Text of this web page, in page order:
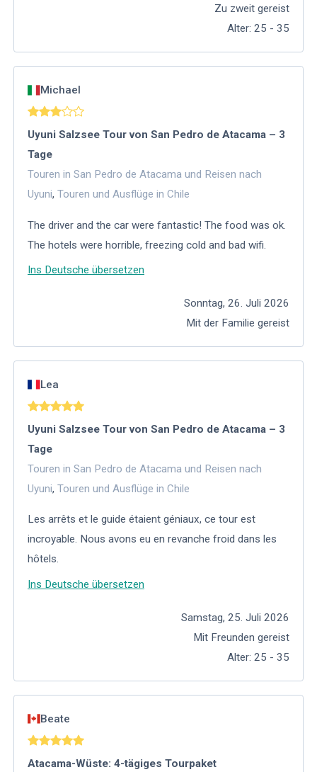
Zu zweit gereist
Alter: 25 - 35
Michael
Uyuni Salzsee Tour von San Pedro de Atacama – 3
Tage
Touren in San Pedro de Atacama und Reisen nach
Uyuni, Touren und Ausflüge in Chile
The driver and the car were fantastic! The food was ok.
The hotels were horrible, freezing cold and bad wifi.
Ins Deutsche übersetzen
Sonntag, 26. Juli 2026
Mit der Familie gereist
Lea
Uyuni Salzsee Tour von San Pedro de Atacama – 3
Tage
Touren in San Pedro de Atacama und Reisen nach
Uyuni, Touren und Ausflüge in Chile
Les arrêts et le guide étaient géniaux, ce tour est
incroyable. Nous avons eu en revanche froid dans les
hôtels.
Ins Deutsche übersetzen
Samstag, 25. Juli 2026
Mit Freunden gereist
Alter: 25 - 35
Beate
Atacama-Wüste: 4-tägiges Tourpaket